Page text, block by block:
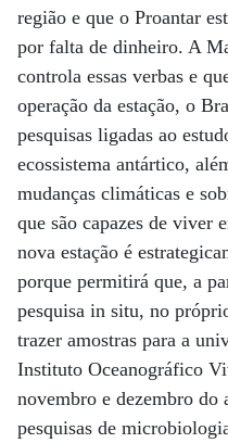
região e que o Proantar
por falta de dinheiro. A
controla essas verbas e
operação da estação, o
pesquisas ligadas ao
ecossistema antártico,
mudanças climáticas e
que são capazes de viver
nova estação é
porque permitirá que, a
pesquisa in situ, no
trazer amostras para a
Instituto Oceanográfico
novembro e dezembro do
pesquisas de